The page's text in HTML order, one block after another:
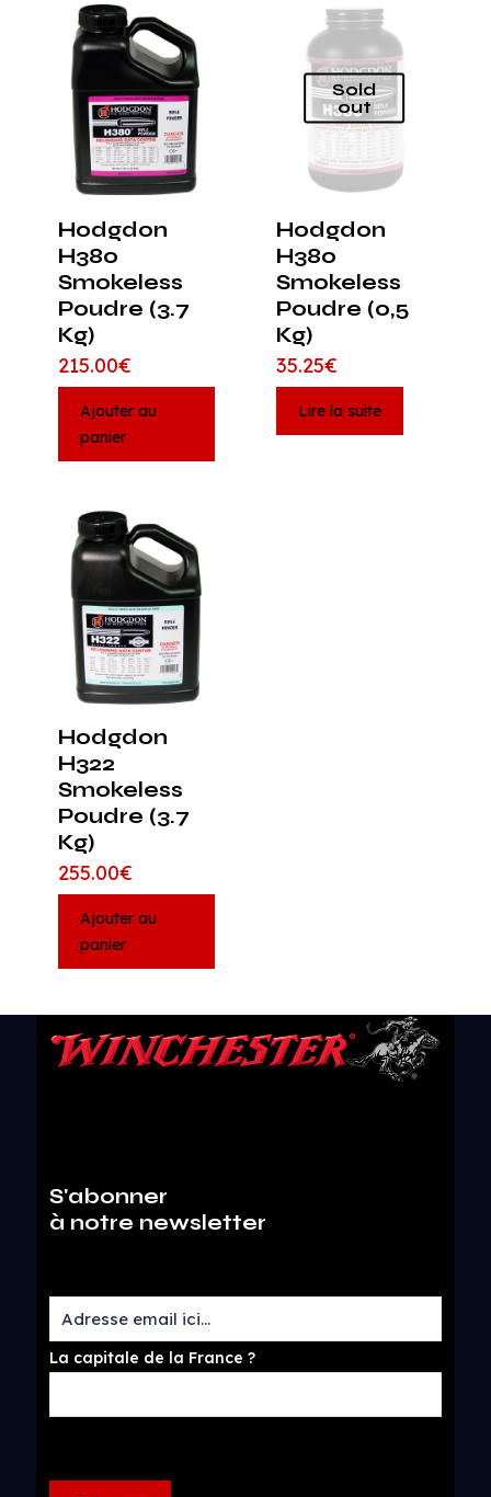
Hodgdon
H380
Smokeless
Poudre (3.7
Kg)
215.00€
Ajouter au
panier
Sold
out
Hodgdon
H380
Smokeless
Poudre (0,5
Kg)
35.25€
Lire la suite
Hodgdon
H322
Smokeless
Poudre (3.7
Kg)
255.00€
Ajouter au
panier
S'abonner
à notre newsletter
La capitale de la France ?